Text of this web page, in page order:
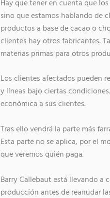
Hay que tener en cuenta que
sino que estamos hablando de
productos a base de cacao o
clientes hay otros fabricantes.
materias primas para otros
Los clientes afectados pueden
y líneas bajo ciertas
económica a sus clientes.
Tras ello vendrá la parte más
Esta parte no se aplica, por el
que veremos quién paga.
Barry Callebaut está llevando a
producción antes de reanudar